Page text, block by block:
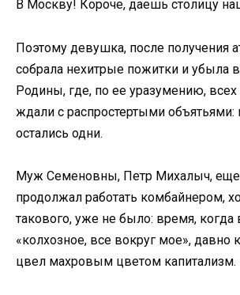
В Москву! Короче, даешь столицу
Поэтому девушка, после получения
собрала нехитрые пожитки и убыла
Родины, где, по ее уразумению,
ждали с распростертыми объятьями:
остались одни.
Муж Семеновны, Петр Михалыч,
продолжал работать комбайнером,
такового, уже не было: время, когда
«колхозное, все вокруг мое», давно
цвел махровым цветом капитализм.